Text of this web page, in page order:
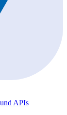
APIs